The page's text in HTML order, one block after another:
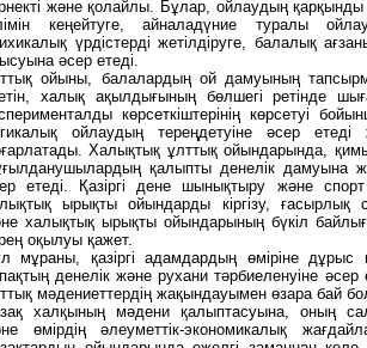
және қолайлы. Бұлар, ойлаудың
кеңейтуге, айналадүние туралы
үрдістерді жетілдіруге, балалық
әсер етеді.
ойыны, балалардың ой дамуының
халық ақылдығының бөлшегі ретінде
көрсеткіштерінің көрсетуі
ойлаудың тереңдетуіне әсер
Халықтық ұлттық ойындарында, қимыл
қалыпты денелік дамуына
етеді. Қазіргі дене шынықтыру және
ырықты ойындарды кіргізу, ғасырлық
халықтық ырықты ойындарының бүкіл
оқылуы қажет.
мұраны, қазіргі адамдардың өміріне дұрыс
денелік және рухани тәрбиеленуіне
мәдениеттердің жақындауымен өзара бай
халқының мәдени қалыптасуына, оның
өмірдің әлеуметтік-экономикалық